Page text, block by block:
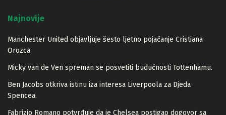
Najnovije
Manchester United objavljuje šesto ljetno pojačanje Cristiana
Orozca
Micky van de Ven spreman se posvetiti budućnosti Tottenhamu.
Ben Jacobs otkriva istinu iza interesa Liverpoola za Djeda
Spencea.
Fabrizio Romano potvrđuje da je Chelsea postigao dogovor sa